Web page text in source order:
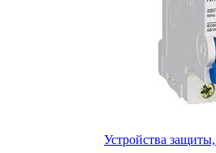
Устройства